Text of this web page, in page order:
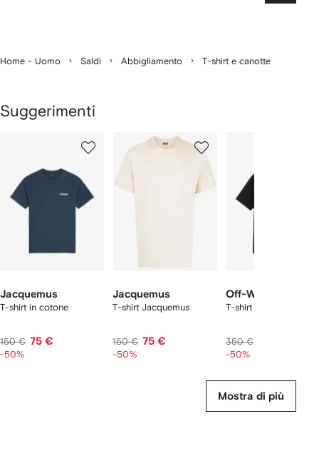
Home - Uomo Saldi Abbigliamento T-shirt e canotte
Suggerimenti
Jacquemus
T-shirt in cotone
150 € 75 €
-50%
Jacquemus
T-shirt Jacquemus
150 € 75 €
-50%
Off-White
T-shirt con logo e
350 €
-50%
Mostra di più